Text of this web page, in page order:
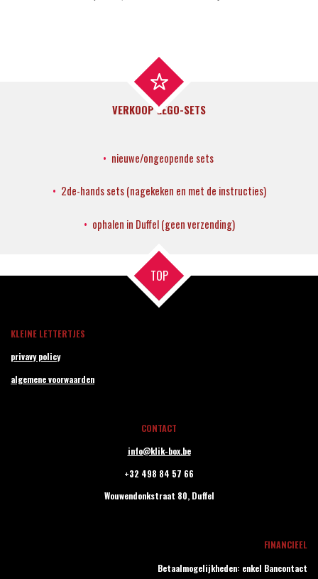
VERKOOP LEGO-SETS
nieuwe/ongeopende sets
2de-hands sets(nagekeken en met de instructies)
ophalen in Duffel (geen verzending)
TOP
KLEINE LETTERTJES
privavy policy
algemene voorwaarden
CONTACT
info@klik-box.be
+32 498 84 57 66
Wouwendonkstraat 80, Duffel
FINANCIEEL
Betaalmogelijkheden: enkel Bancontact